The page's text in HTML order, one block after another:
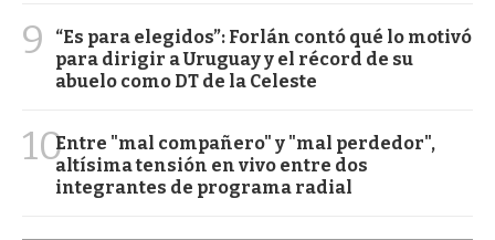
9
“Es para elegidos”: Forlán contó qué lo motivó
para dirigir a Uruguay y el récord de su
abuelo como DT de la Celeste
10Entre "mal compañero" y "mal perdedor",
altísima tensión en vivo entre dos
integrantes de programa radial